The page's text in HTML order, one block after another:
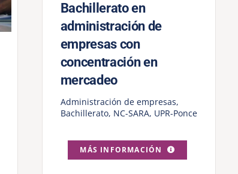
Bachillerato en
administración de
empresas con
concentración en
mercadeo
Administración de empresas,
Bachillerato, NC-SARA, UPR-Ponce
MÁS INFORMACIÓN